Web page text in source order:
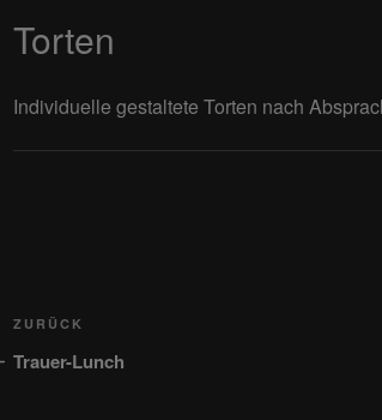
Torten
Individuelle gestaltete Torten nach
Beitragsnavigation
Vorheriger
Beitrag
ZURÜCK
Trauer-Lunch